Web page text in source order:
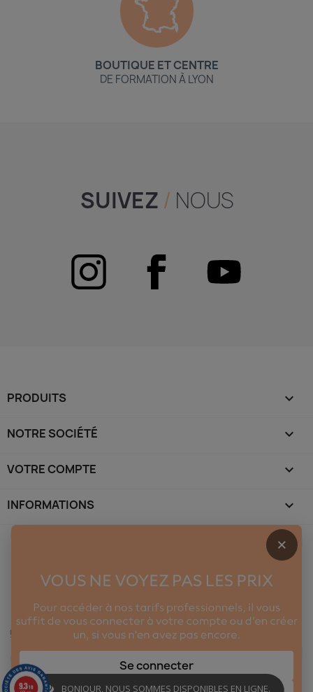
BOUTIQUE ET CENTRE
DE FORMATION À LYON
SUIVEZ / NOUS
PRODUITS 
NOTRE SOCIÉTÉ 
VOTRE COMPTE 
INFORMATIONS keyboard_arrow_down
×
Se connecter
BONJOUR, NOUS SOMMES DISPONIBLES EN LIGNE.
9.3/10